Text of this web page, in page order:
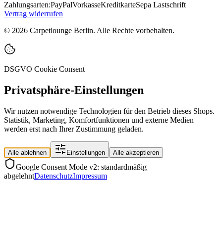
Zahlungsarten:PayPalVorkasseKreditkarteSepa Lastschrift
Vertrag widerrufen
© 2026 Carpetlounge Berlin. Alle Rechte vorbehalten.
DSGVO Cookie Consent
Privatsphäre-Einstellungen
Wir nutzen notwendige Technologien für den Betrieb dieses Shops.
Statistik, Marketing, Komfortfunktionen und externe Medien
werden erst nach Ihrer Zustimmung geladen.
Alle ablehnen Einstellungen Alle akzeptieren
Google Consent Mode v2: standardmäßig
abgelehntDatenschutzImpressum